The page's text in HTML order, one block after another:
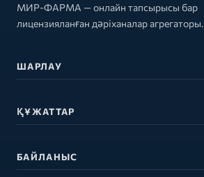
МИР-ФАРМА — онлайн тапсырысы бар
лицензияланған дәріханалар агрегаторы.
ШАРЛАУ
ҚҰЖАТТАР
БАЙЛАНЫС